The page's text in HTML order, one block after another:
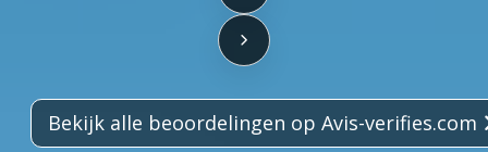
Bekijk alle beoordelingen op Avis-verifies.com